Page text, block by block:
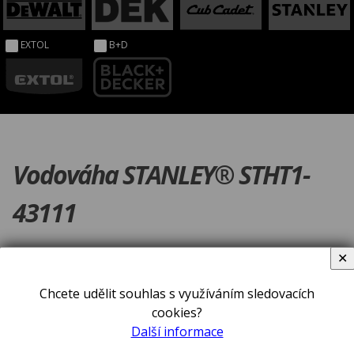
EXTOL B+D
Vodováha STANLEY® STHT1-
43111
Chcete udělit souhlas s využíváním sledovacích
cookies?
Další informace
✕